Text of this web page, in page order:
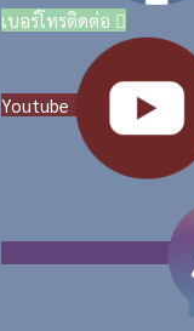
เบอร์โทรติดต่อ 
Youtube